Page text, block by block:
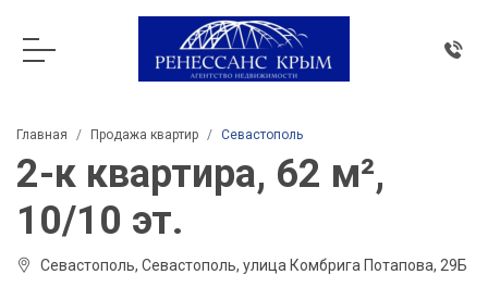
Главная Продажа квартир Севастополь
2-к квартира, 62 м²,
10/10 эт.
Севастополь, Севастополь, улица Комбрига Потапова, 29Б